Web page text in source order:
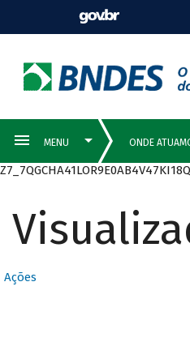
Ações